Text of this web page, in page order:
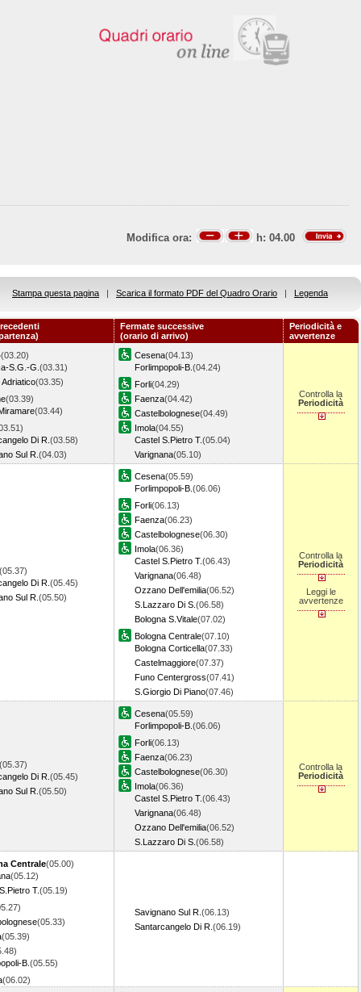
Modifica ora: h: 04.00
Stampa questa pagina | Scarica il formato PDF del Quadro Orario | Legenda
Fermate successive
(orario di arrivo)
Periodicità e
avvertenze
(03.20)
S.G.-G. (03.31)
Adriatico(03.35)
(03.39)
(03.44)
Di R. (03.58)
Sul R. (04.03)
Cesena(04.13)
Forlimpopoli-B. (04.24)
Forli(04.29)
Faenza(04.42)
Castelbolognese(04.49)
Imola(04.55)
Castel S.Pietro T.(05.04)
Varignana(05.10)
Controlla la
Periodicità
(05.37)
Di R. (05.45)
Sul R. (05.50)
Cesena(05.59)
Forlimpopoli-B. (06.06)
Forli(06.13)
Faenza(06.23)
Castelbolognese(06.30)
Imola(06.36)
Castel S.Pietro T.(06.43)
Varignana(06.48)
Ozzano Dell'emilia(06.52)
S.Lazzaro Di S. (06.58)
Bologna S.Vitale(07.02)
Bologna Centrale(07.10)
Bologna Corticella(07.33)
Castelmaggiore(07.37)
Funo Centergross(07.41)
S.Giorgio Di Piano(07.46)
Controlla la
Periodicità
Leggi le
avvertenze
(05.37)
Di R. (05.45)
Sul R. (05.50)
Cesena(05.59)
Forlimpopoli-B. (06.06)
Forli(06.13)
Faenza(06.23)
Castelbolognese(06.30)
Imola(06.36)
Castel S.Pietro T.(06.43)
Varignana(06.48)
Ozzano Dell'emilia(06.52)
S.Lazzaro Di S. (06.58)
Controlla la
Periodicità
Centrale(05.00)
(05.12)
T.(05.19)
(05.33)
(05.39)
B. (05.55)
(06.02)
Savignano Sul R. (06.13)
Santarcangelo Di R. (06.19)